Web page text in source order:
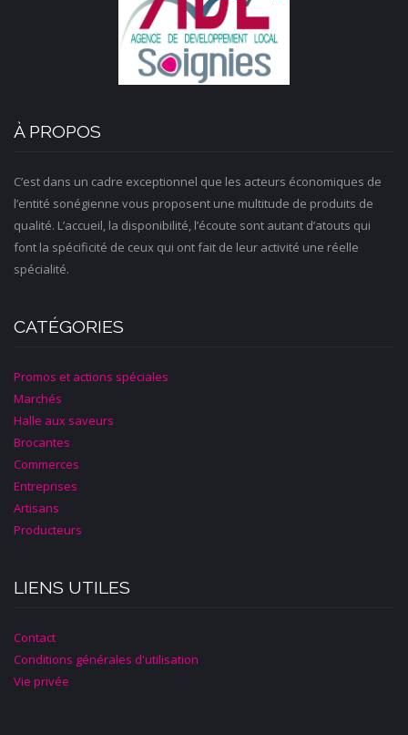
À PROPOS
C’est dans un cadre exceptionnel que les acteurs économiques de
l’entité sonégienne vous proposent une multitude de produits de
qualité. L’accueil, la disponibilité, l’écoute sont autant d’atouts qui
font la spécificité de ceux qui ont fait de leur activité une réelle
spécialité.
CATÉGORIES
Promos et actions spéciales
Marchés
Halle aux saveurs
Brocantes
Commerces
Entreprises
Artisans
Producteurs
LIENS UTILES
Contact
Conditions générales d'utilisation
Vie privée